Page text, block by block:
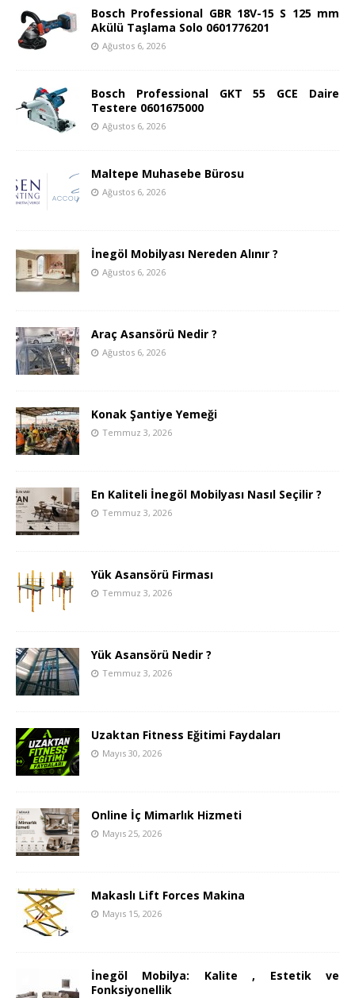
Bosch Professional GBR 18V-15 S 125 mm
Akülü Taşlama Solo 0601776201
Ağustos 6, 2026
Bosch Professional GKT 55 GCE Daire
Testere 0601675000
Ağustos 6, 2026
Maltepe Muhasebe Bürosu
Ağustos 6, 2026
İnegöl Mobilyası Nereden Alınır ?
Ağustos 6, 2026
Araç Asansörü Nedir ?
Ağustos 6, 2026
Konak Şantiye Yemeği
Temmuz 3, 2026
En Kaliteli İnegöl Mobilyası Nasıl Seçilir ?
Temmuz 3, 2026
Yük Asansörü Firması
Temmuz 3, 2026
Yük Asansörü Nedir ?
Temmuz 3, 2026
Uzaktan Fitness Eğitimi Faydaları
Mayıs 30, 2026
Online İç Mimarlık Hizmeti
Mayıs 25, 2026
Makaslı Lift Forces Makina
Mayıs 15, 2026
İnegöl Mobilya: Kalite , Estetik ve
Fonksiyonellik